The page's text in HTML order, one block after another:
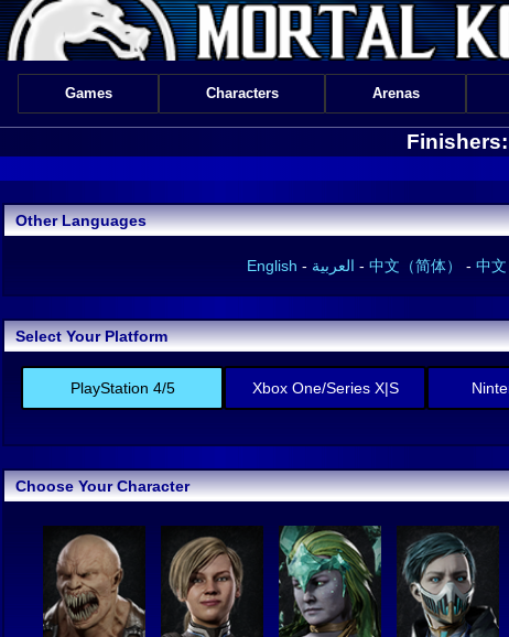
Games Characters Arenas
Other Languages
English - العربية - 中文（简体） - 中文
Select Your Platform
PlayStation 4/5 Xbox One/Series X|S
Choose Your Character